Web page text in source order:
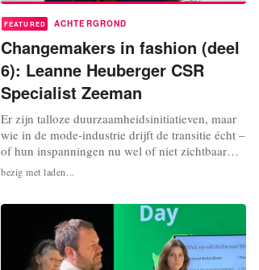
FEATURED ACHTERGROND
Changemakers in fashion (deel
6): Leanne Heuberger CSR
Specialist Zeeman
Er zijn talloze duurzaamheidsinitiatieven, maar
wie in de mode-industrie drijft de transitie écht –
of hun inspanningen nu wel of niet zichtbaar
zijn voor het grote publiek? We interviewen
changemakers, consultants,
mode. Wat kunnen we van hun werk leren? In
aflevering 6: Leanne Heuberger,...
bezig met laden...